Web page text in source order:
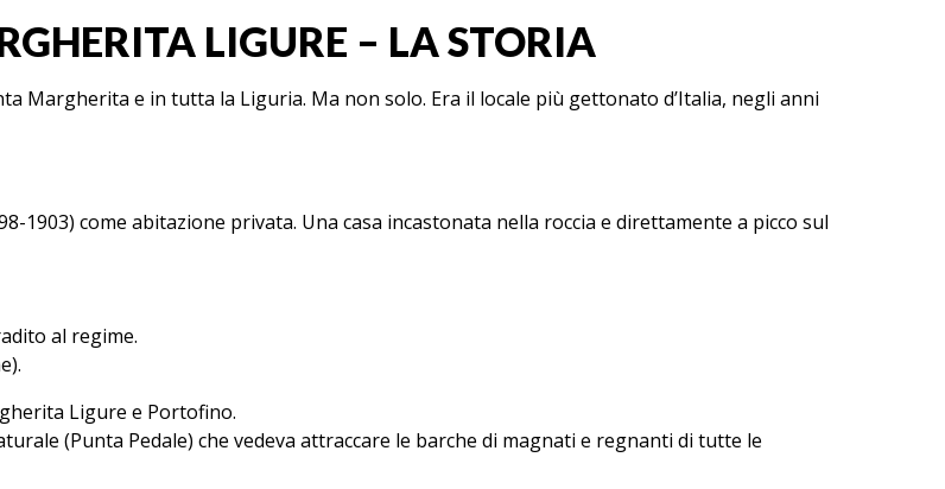
LIGURE – LA STORIA
Margherita e in tutta la Liguria. Ma non solo. Era il locale più gettonato d’Italia, negli anni
1903) come abitazione privata. Una casa incastonata nella roccia e direttamente a picco sul
al regime.
Ligure e Portofino.
(Punta Pedale) che vedeva attraccare le barche di magnati e regnanti di tutte le